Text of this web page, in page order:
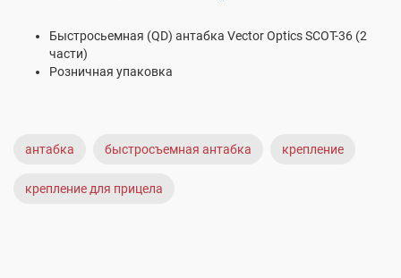
Быстросьемная (QD) антабка Vector Optics SCOT-36 (2
части)
Розничная упаковка
антабка быстросъемная антабка крепление
крепление для прицела